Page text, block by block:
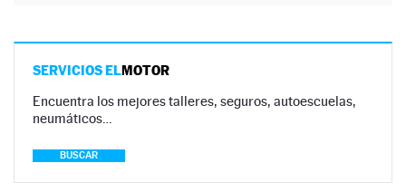
SERVICIOS ELMOTOR
Encuentra los mejores talleres, seguros, autoescuelas,
neumáticos…
BUSCAR